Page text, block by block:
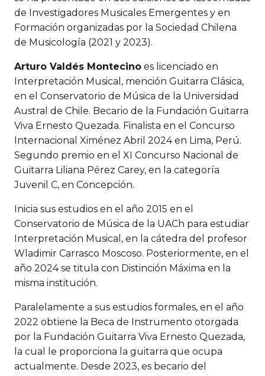
de Investigadores Musicales Emergentes y en
Formación organizadas por la Sociedad Chilena
de Musicología (2021 y 2023).
Arturo Valdés Montecino es licenciado en
Interpretación Musical, mención Guitarra Clásica,
en el Conservatorio de Música de la Universidad
Austral de Chile. Becario de la Fundación Guitarra
Viva Ernesto Quezada. Finalista en el Concurso
Internacional Ximénez Abril 2024 en Lima, Perú.
Segundo premio en el XI Concurso Nacional de
Guitarra Liliana Pérez Carey, en la categoría
Juvenil C, en Concepción.
Inicia sus estudios en el año 2015 en el
Conservatorio de Música de la UACh para estudiar
Interpretación Musical, en la cátedra del profesor
Wladimir Carrasco Moscoso. Posteriormente, en el
año 2024 se titula con Distinción Máxima en la
misma institución.
Paralelamente a sus estudios formales, en el año
2022 obtiene la Beca de Instrumento otorgada
por la Fundación Guitarra Viva Ernesto Quezada,
la cual le proporciona la guitarra que ocupa
actualmente. Desde 2023, es becario del